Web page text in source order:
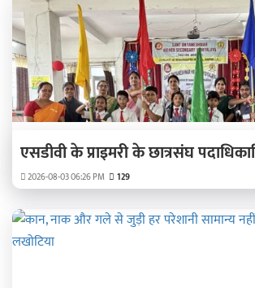
एसडीवी के प्राइमरी के छात्रसंघ
2026-08-03 06:26 PM 129